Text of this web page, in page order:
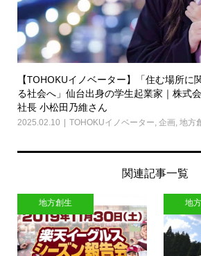
【TOHOKUイノベーター】「住む場所に
る社会へ」仙台出身の学生起業家｜株式
社長 小松田乃維さん
2025.02.10 TOHOKUイノベーター 企画, 地方
関連記事一覧
地方創生 地